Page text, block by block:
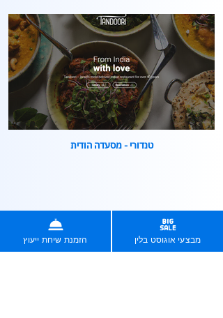
טנדורי - מסעדה הודית
הזמנת שיחת ייעוץ מבצעי אוגוסט בלין